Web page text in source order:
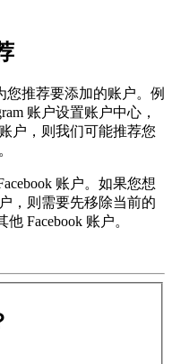
推荐要添加的账户。例
账户设置账户中心，
户，则我们可能推荐您
账户。如果您想
，则需要先移除当前的
Facebook 账户。